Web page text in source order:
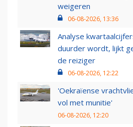
weigeren
06-08-2026, 13:36
Analyse
duurder wordt, lijkt
de reiziger
06-08-2026, 12:22
'Oekraïense
vol met munitie'
06-08-2026, 12:20